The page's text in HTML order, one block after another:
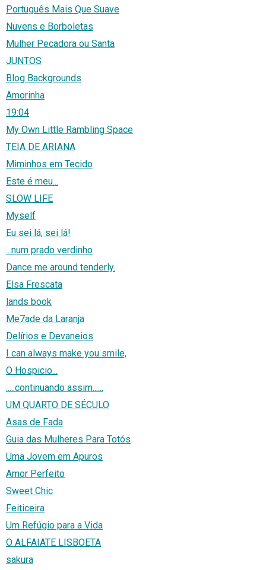
Português Mais Que Suave
Nuvens e Borboletas
Mulher Pecadora ou Santa
JUNTOS
Blog Backgrounds
Amorinha
19:04
My Own Little Rambling Space
TEIA DE ARIANA
Miminhos em Tecido
Este é meu...
SLOW LIFE
Myself
Eu sei lá, sei lá!
...num prado verdinho
Dance me around tenderly.
Elsa Frescata
lands book
Me7ade da Laranja
Delírios e Devaneios
I can always make you smile,
O Hospicio...
.....continuando assim......
UM QUARTO DE SÉCULO
Asas de Fada
Guia das Mulheres Para Totós
Uma Jovem em Apuros
Amor Perfeito
Sweet Chic
Feiticeira
Um Refúgio para a Vida
O ALFAIATE LISBOETA
sakura